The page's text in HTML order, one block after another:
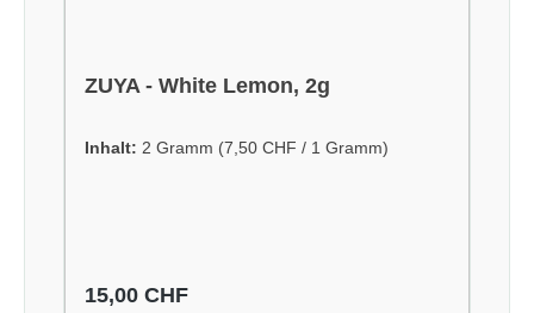
ZUYA - White Lemon, 2g
Inhalt: 2 Gramm (7,50 CHF / 1 Gramm)
Regulärer Preis:
15,00 CHF